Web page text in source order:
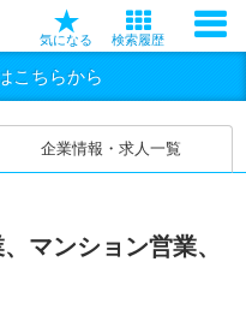
気になる 検索履歴
こちらから
企業情報・求人一覧
マンション営業、